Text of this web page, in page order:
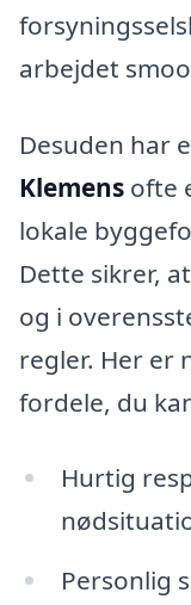
arbejdet
Desuden har
Klemens ofte
lokale
Dette sikrer,
og i
regler. Her er
fordele, du
Hurtig
Personlig